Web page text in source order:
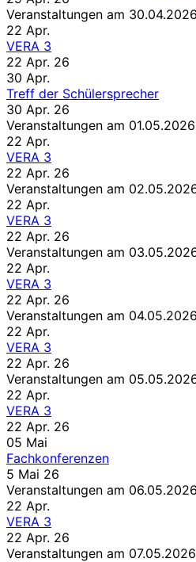
Veranstaltungen am 30.04.2026
22 Apr.
VERA 3
22 Apr. 26
30 Apr.
Treff der Schülersprecher
30 Apr. 26
Veranstaltungen am 01.05.2026
22 Apr.
VERA 3
22 Apr. 26
Veranstaltungen am
22 Apr.
VERA 3
22 Apr. 26
Veranstaltungen am
22 Apr.
VERA 3
22 Apr. 26
Veranstaltungen am 04.05.2026
22 Apr.
VERA 3
22 Apr. 26
Veranstaltungen am
22 Apr.
VERA 3
22 Apr. 26
05 Mai
Fachkonferenzen
5 Mai 26
Veranstaltungen am 06.05.2026
22 Apr.
VERA 3
22 Apr. 26
Veranstaltungen am 07.05.2026